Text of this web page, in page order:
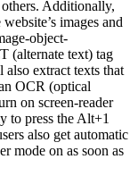
Additionally,
images and
object-
(alternate text) tag
extract texts that
OCR (optical
on screen-reader
to press the Alt+1
also get automatic
mode on as soon as